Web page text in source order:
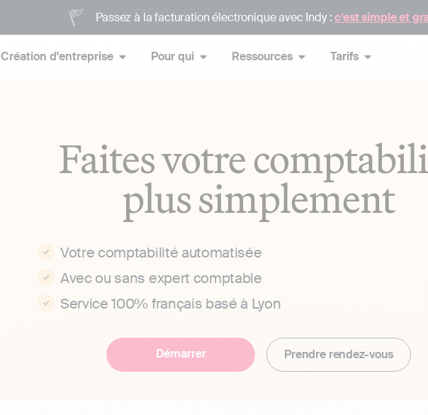
Passez à la facturation électronique avec Indy :c’est simple et
Création d'entreprise Pour qui Ressources Tarifs
Faites votre
plus simplement
Votre comptabilité automatisée
Avec ou sans expert comptable
Service 100% français basé à Lyon
Démarrer Prendre rendez-vous